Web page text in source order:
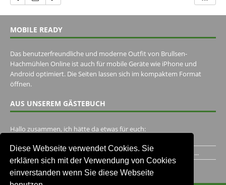
Diese Webseite verwendet Cookies. Sie
erklären sich mit der Verwendung von Cookies
einverstanden wenn Sie diese Webseite
MOBILE READY
Das benutzerfreundliche und moderne Outfit von Brullsen-
Hachmühlen Online ist auch für mobile Geräte wie iPhone und
Android optimiert. Die Seiten lassen sich im kompaktem Format
öffnen.
AUS UNSEREM GÄSTEBUCH
Hallo zusammen, ich hätte da etwas für euch:
Ich habe ein Jahr im Gasthaus Hugo Pape verbracht..Habe ihn...
Unser Gästebuch besuchen